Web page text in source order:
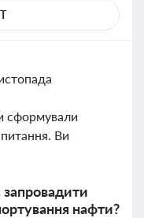
сформували
Ви
запровадити
нафти?